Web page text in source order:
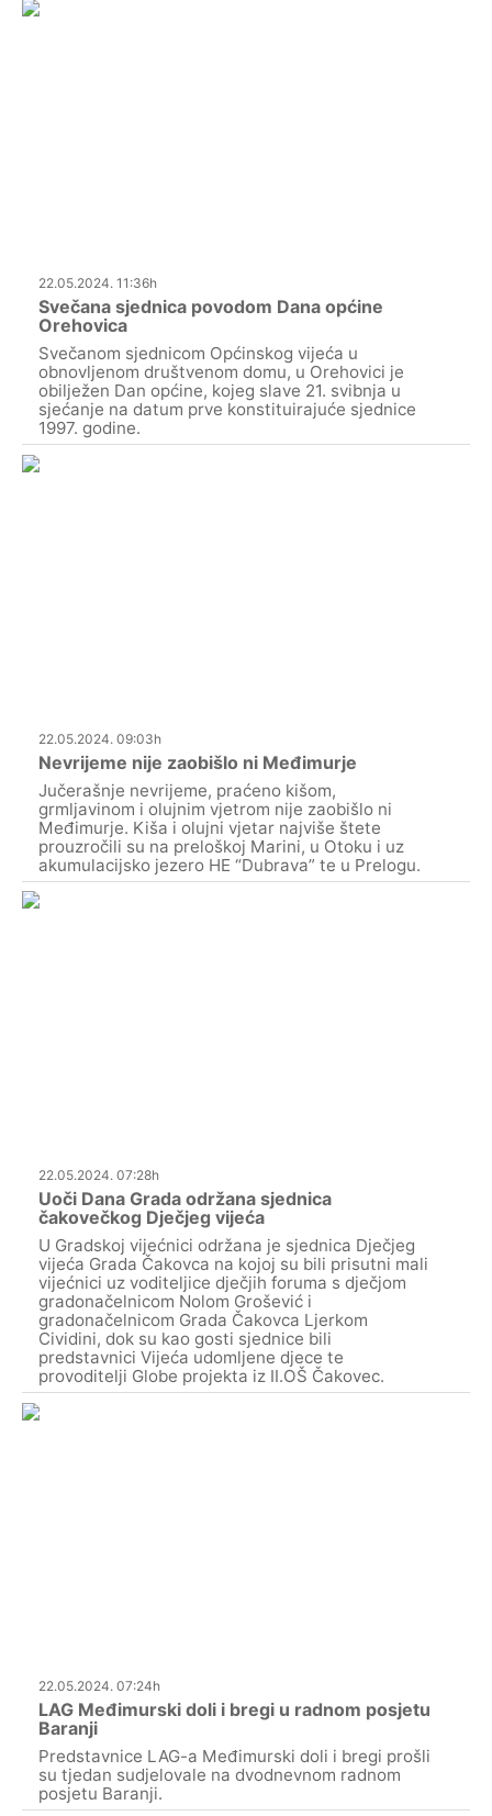
22.05.2024. 11:36h
Svečana sjednica povodom Dana općine
Orehovica
Svečanom sjednicom Općinskog vijeća u
obnovljenom društvenom domu, u Orehovici je
obilježen Dan općine, kojeg slave 21. svibnja u
sjećanje na datum prve konstituirajuće sjednice
1997. godine.
22.05.2024. 09:03h
Nevrijeme nije zaobišlo ni Međimurje
Jučerašnje nevrijeme, praćeno kišom,
grmljavinom i olujnim vjetrom nije zaobišlo ni
Međimurje. Kiša i olujni vjetar najviše štete
prouzročili su na preloškoj Marini, u Otoku i uz
akumulacijsko jezero HE “Dubrava” te u Prelogu.
22.05.2024. 07:28h
Uoči Dana Grada održana sjednica
čakovečkog Dječjeg vijeća
U Gradskoj vijećnici održana je sjednica Dječjeg
vijeća Grada Čakovca na kojoj su bili prisutni mali
vijećnici uz voditeljice dječjih foruma s dječjom
gradonačelnicom Nolom Grošević i
gradonačelnicom Grada Čakovca Ljerkom
Cividini, dok su kao gosti sjednice bili
predstavnici Vijeća udomljene djece te
provoditelji Globe projekta iz II.OŠ Čakovec.
22.05.2024. 07:24h
LAG Međimurski doli i bregi u radnom posjetu
Baranji
Predstavnice LAG-a Međimurski doli i bregi prošli
su tjedan sudjelovale na dvodnevnom radnom
posjetu Baranji.